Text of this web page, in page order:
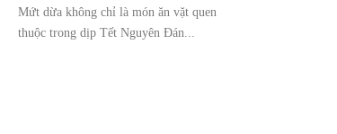
Mứt dừa không chỉ là món ăn vặt quen
thuộc trong dịp Tết Nguyên Đán...